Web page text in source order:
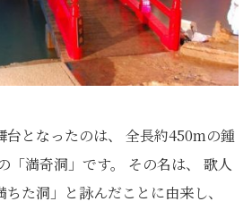
台となったのは、 全長約450mの鍾
「満奇洞」です。 その名は、 歌人
た洞」と詠んだことに由来し、